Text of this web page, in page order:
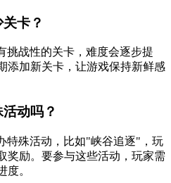
卡？
挑战性的关卡，难度会逐步提
添加新关卡，让游戏保持新鲜感
动吗？
特殊活动，比如"峡谷追逐"，玩
奖励。要参与这些活动，玩家需
度。